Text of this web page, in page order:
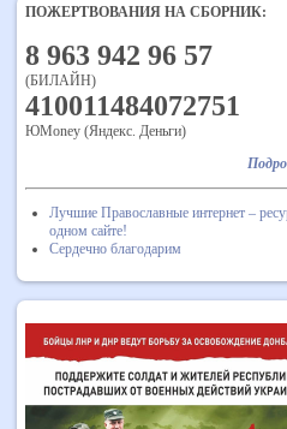
ПОЖЕРТВОВАНИЯ НА СБОРНИК:
8 963 942 96 57
(БИЛАЙН)
410011484072751
ЮMoney (Яндекс. Деньги)
Лучшие Православные интернет –
одном сайте!
Сердечно благодарим